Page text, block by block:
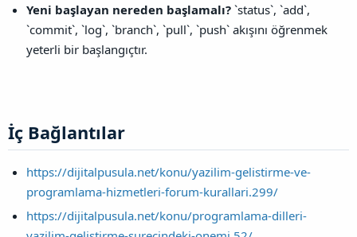
Yeni başlayan nereden başlamalı? `status`, `add`,
`commit`, `log`, `branch`, `pull`, `push` akışını öğrenmek
yeterli bir başlangıçtır.
İç Bağlantılar​
https://dijitalpusula.net/konu/yazilim-gelistirme-ve-
programlama-hizmetleri-forum-kurallari.299/
https://dijitalpusula.net/konu/programlama-dilleri-